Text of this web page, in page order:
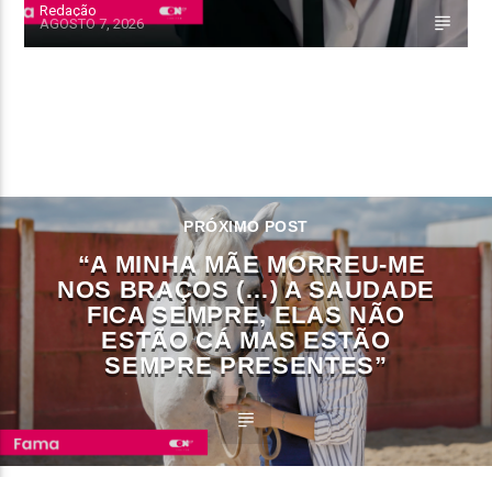
Redação
AGOSTO 7, 2026
PRÓXIMO POST
“A MINHA MÃE MORREU-ME
NOS BRAÇOS (…) A SAUDADE
FICA SEMPRE, ELAS NÃO
ESTÃO CÁ MAS ESTÃO
SEMPRE PRESENTES”